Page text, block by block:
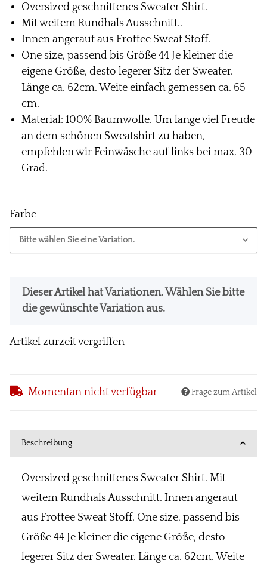
Oversized geschnittenes Sweater Shirt.
Mit weitem Rundhals Ausschnitt..
Innen angeraut aus Frottee Sweat Stoff.
One size, passend bis Größe 44 Je kleiner die
eigene Größe, desto legerer Sitz der Sweater.
Länge ca. 62cm. Weite einfach gemessen ca. 65
cm.
Material: 100% Baumwolle. Um lange viel Freude
an dem schönen Sweatshirt zu haben,
empfehlen wir Feinwäsche auf links bei max. 30
Grad.
Farbe
Bitte wählen Sie eine Variation.
x
Dieser Artikel hat Variationen. Wählen Sie bitte
die gewünschte Variation aus.
Artikel zurzeit vergriffen
Momentan nicht verfügbar Frage zum Artikel
Beschreibung
Oversized geschnittenes Sweater Shirt. Mit
weitem Rundhals Ausschnitt. Innen angeraut
aus Frottee Sweat Stoff. One size, passend bis
Größe 44 Je kleiner die eigene Größe, desto
legerer Sitz der Sweater. Länge ca. 62cm. Weite